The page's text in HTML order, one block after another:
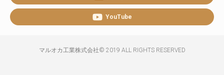
YouTube
マルオカ工業株式会社© 2019 ALL RIGHTS RESERVED​